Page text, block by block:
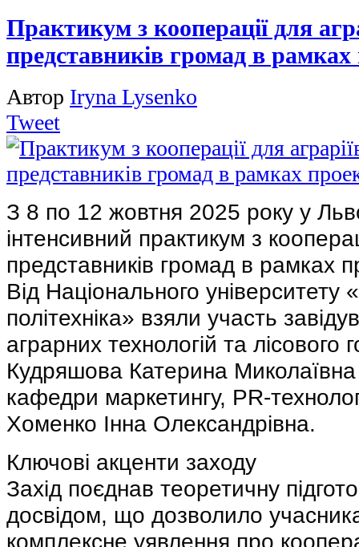
Практикум з кооперації для
представників громад в
Автор Iryna Lysenko
Tweet
З 8 по 12 жовтня 2025 року у
інтенсивний практикум з
представників громад в рамках
Від Національного університету
політехніка» взяли участь
аграрних технологій та лісового
Кудряшова Катерина Миколаївна
кафедри маркетингу, PR-
Хоменко Інна Олександрівна.
Ключові акценти заходу
Захід поєднав теоретичну
досвідом, що дозволило
комплексне уявлення про